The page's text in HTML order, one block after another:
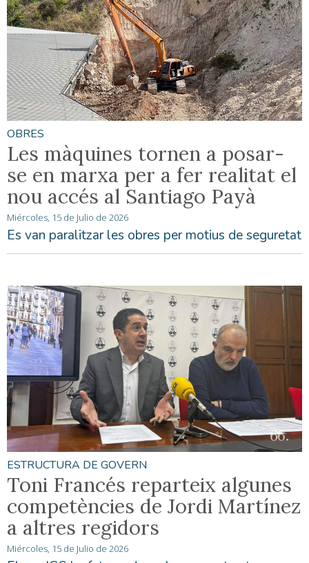
OBRES
Les màquines tornen a posar-
se en marxa per a fer realitat el
nou accés al Santiago Payà
Miércoles, 15 de Julio de 2026
Es van paralitzar les obres per motius de seguretat
ESTRUCTURA DE GOVERN
Toni Francés reparteix algunes
competències de Jordi Martínez
a altres regidors
Miércoles, 15 de Julio de 2026